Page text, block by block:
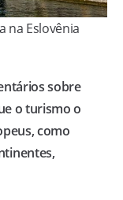
na Eslovênia
sobre
o turismo o
como